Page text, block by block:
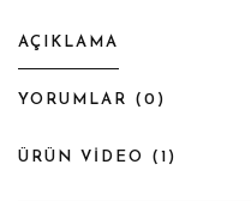
AÇIKLAMA
YORUMLAR ( 0 )
ÜRÜN VİDEO ( 1 )